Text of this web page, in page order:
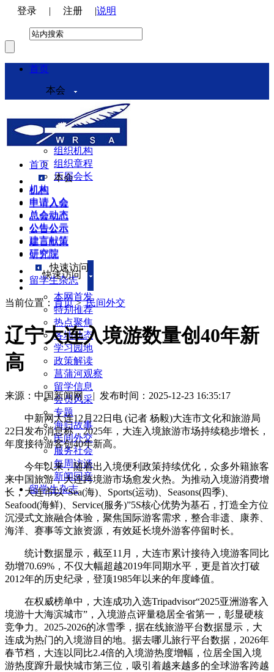
登录 | 注册 |说明
首页
本会
本会介绍
领导机构
理事会
组织机构
组织章程
历届会长
机构
申请入会
总会动态
公告公示
建言献策
研究院
快速访问
本网首发
特别推荐
热点聚焦
各地动态
学习园地
政策解读
菖蒲河观察
留学信息
会员风采
专题
海归故事
民间外交
服务社会
每周访谈
新闻回音
留学生杂志
首页
本会
机构
申请入会
总会动态
公告公示
建言献策
研究院
快速访问
留学生杂志
当前位置： 首页>民间外交
辽宁大连入境游数量创40年新
高
来源：中国新闻网 | 发布时间：2025-12-23 16:35:17
中新网大连12月22日电 (记者 杨毅)大连市文化和旅游局
22日发布消息称，2025年，大连入境旅游市场持续稳步增长，
年度接待游客创40年新高。
今年以来，随着出入境便利政策持续优化，众多外籍旅客
来中国旅游，大连跨境游市场愈发火热。为推动入境游消费增
长，大连市以“Sea(海)、Sports(运动)、Seasons(四季)、
Seafood(海鲜)、Service(服务)”5S核心优势为基石，打造全方位
沉浸式文旅融合体验，聚焦国际游客需求，整合非遗、康养、
海洋、赛事等文旅资源，有效延长境外游客停留时长。
统计数据显示，截至11月，大连市累计接待入境游客同比
劲增70.69%，不仅大幅超越2019年同期水平，更是首次打破
2012年的历史纪录，登顶1985年以来的年度峰值。
在权威榜单中，大连成功入选Tripadvisor“2025亚洲游客入
境游十大海滨城市”，入境游点评量稳居全省第一，彰显硬核
竞争力。2025-2026的冰雪季，据在线旅游平台数据显示，大
连成为热门的入境游目的地。据去哪儿旅行平台数据，2026年
春节档，大连以同比2.4倍的入境游热度增幅，位居全国入境
游热度蹿升最快城市第三位，吸引着越来越多的全球游客跨越